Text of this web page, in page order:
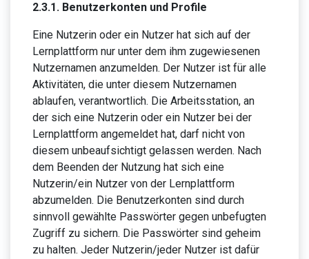
2.3.1. Benutzerkonten und Profile
Eine Nutzerin oder ein Nutzer hat sich auf der
Lernplattform nur unter dem ihm zugewiesenen
Nutzernamen anzumelden. Der Nutzer ist für alle
Aktivitäten, die unter diesem Nutzernamen
ablaufen, verantwortlich. Die Arbeitsstation, an
der sich eine Nutzerin oder ein Nutzer bei der
Lernplattform angemeldet hat, darf nicht von
diesem unbeaufsichtigt gelassen werden. Nach
dem Beenden der Nutzung hat sich eine
Nutzerin/ein Nutzer von der Lernplattform
abzumelden. Die Benutzerkonten sind durch
sinnvoll gewählte Passwörter gegen unbefugten
Zugriff zu sichern. Die Passwörter sind geheim
zu halten. Jeder Nutzerin/jeder Nutzer ist dafür